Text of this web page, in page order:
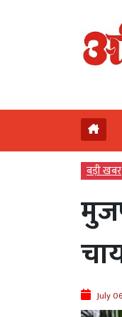
बड़ी खबर
July